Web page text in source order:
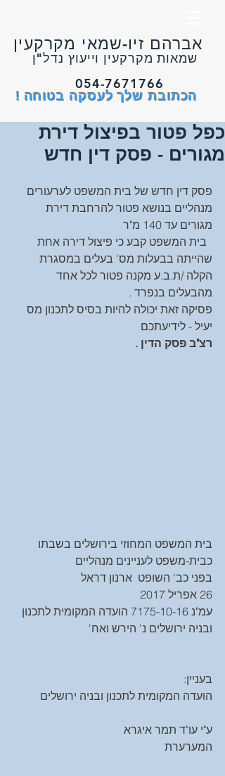
054-7671766
הכתובת שלך לעסקה בטוחה !
כפל פטור בפיצול דירת
מגורים - פסק דין חדש
פסק דין חדש של בית המשפט לערעורים
מנהליים בנושא פטור להרחבת דירת
מגורים עד 140 מ"ר
  בית המשפט קבע כי פיצול דירה אחת
שהייתה בבעלות מס' בעלים במסגרת
הקלה /ת.ב.ע מקנה פטור לכל אחד
מהבעלים בנפרד .
פסיקה זאת יכולה להיות בסיס לתכנון מס
יעיל - לידיעתכם
רצ"ב פסק הדין .
בית המשפט המחוזי בירושלים בשבתו
כבית-משפט לעניינים מנהליים
בפני כב' השופט  ארנון דראל
26 אפריל 2017
עמ"נ 7175-10-16 הועדה המקומית לתכנון
ובניה ירושלים נ' הירש ואח'
בעניין:
הועדה המקומית לתכנון ובניה ירושלים
ע"י עו"ד תמר איגרא
המערערת